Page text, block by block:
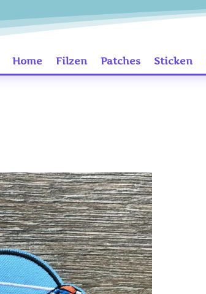
Home Filzen Patches Sticken